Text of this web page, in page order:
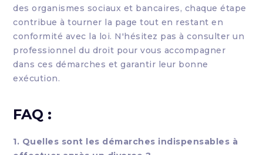
des organismes sociaux et bancaires, chaque étape
contribue à tourner la page tout en restant en
conformité avec la loi. N'hésitez pas à consulter un
professionnel du droit pour vous accompagner
dans ces démarches et garantir leur bonne
exécution.
FAQ :
1. Quelles sont les démarches indispensables à